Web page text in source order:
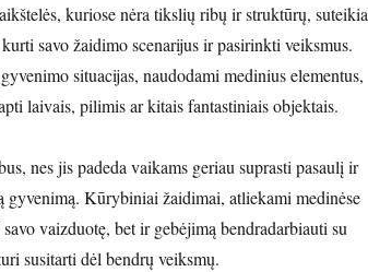
kuriose nėra tikslių ribų ir struktūrų, suteikia
savo žaidimo scenarijus ir pasirinkti veiksmus.
situacijas, naudodami medinius elementus,
laivais, pilimis ar kitais fantastiniais objektais.
nes jis padeda vaikams geriau suprasti pasaulį ir
Kūrybiniai žaidimai, atliekami medinėse
vaizduotę, bet ir gebėjimą bendradarbiauti su
susitarti dėl bendrų veiksmų.